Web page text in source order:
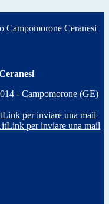
Campomorone Ceranesi
- Campomorone (GE)
Link per inviare una mail
Link per inviare una mail